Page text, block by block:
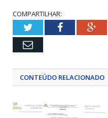
COMPARTILHAR:
TwitterFacebook
Email
CONTEÚDO RELACIONADO